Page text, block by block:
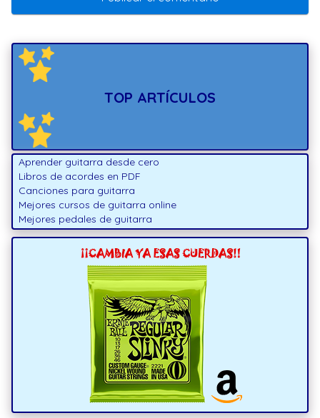
TOP ARTÍCULOS
Aprender guitarra desde cero
Libros de acordes en PDF
Canciones para guitarra
Mejores cursos de guitarra online
Mejores pedales de guitarra